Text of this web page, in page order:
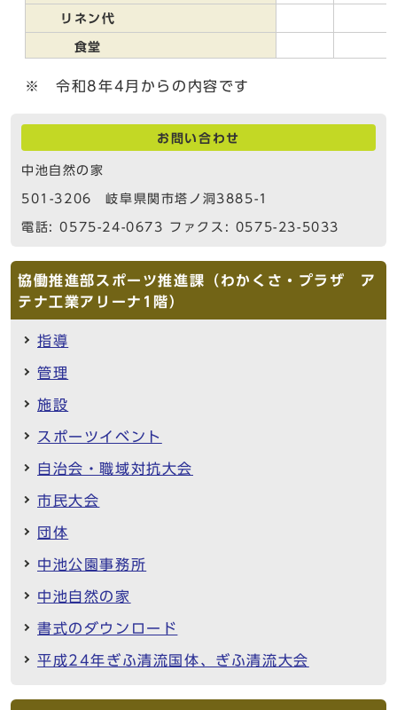
リネン代
食堂
※ 令和8年4月からの内容です
お問い合わせ
中池自然の家
501-3206 岐阜県関市塔ノ洞3885-1
電話: 0575-24-0673 ファクス: 0575-23-5033
協働推進部スポーツ推進課（わかくさ・プラザ ア
テナ工業アリーナ1階）
指導
管理
施設
スポーツイベント
自治会・職域対抗大会
市民大会
団体
中池公園事務所
中池自然の家
書式のダウンロード
平成24年ぎふ清流国体、ぎふ清流大会